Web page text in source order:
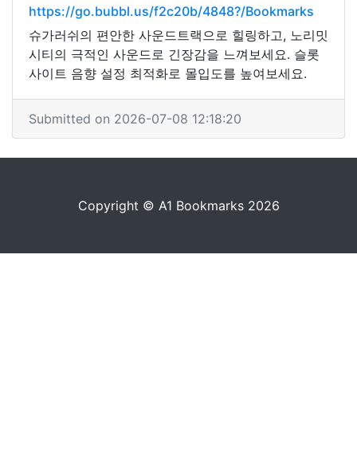
https://go.bubbl.us/f2c20b/4848?/Bookmarks
슈가러쉬의 편안한 사운드트랙으로 힐링하고, 노리밋
시티의 극적인 사운드로 긴장감을 느껴보세요. 슬롯
사이트 음향 설정 최적화로 몰입도를 높여보세요.
Submitted on 2026-07-08 12:18:20
Copyright © A1 Bookmarks 2026